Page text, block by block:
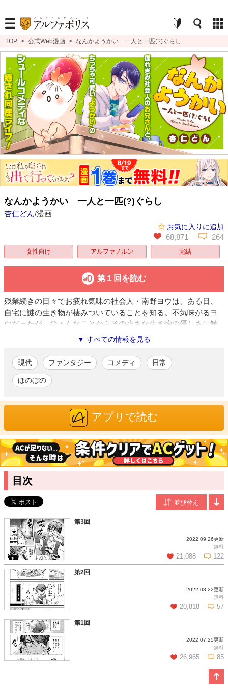
TOP > 公式Web漫画 > なんかようかい 一人と一匹(?)ぐらし
なんかようかい 一人と一匹(?)ぐらし
杏仁どん/漫画
お気に入りに追加
68,871 264
女性向け アルファノルン 完結
第１回を読む
残業続きの日々でお疲れ気味の社会人・南野ヨウは、ある日、
自宅に謎の生き物が棲みついていることを知る。不気味がるヨ
ウだったが、ひょんなことからその小さな生き物の優しさに触
れ、「ようかい」と名付けて見守ることに…。元気いっぱいキ
ュートな「ようかい」と、絆されまくりな世話焼きお兄さん
の、ゆるゆるほっこりな同居コメディ！
杏仁どん/漫画
「第4回ほっこり・じんわり大賞」にて『なんかようかい』で心
ほっこり賞を受賞。本作品にて商業漫画デビューを果たす。100
均の文房具と、よくわからないガシャポンに小銭を失いがち。
▼ すべての情報を見る
現代 ファンタジー コメディ 日常
ほのぼの
アプリで読む
目次
第3回
2022.09.26更新
無料
21,088 122
この話を読む コメントを見る
第2回
2022.08.22更新
無料
20,818 57
この話を読む コメントを見る
第1回
2022.07.25更新
無料
26,965 85